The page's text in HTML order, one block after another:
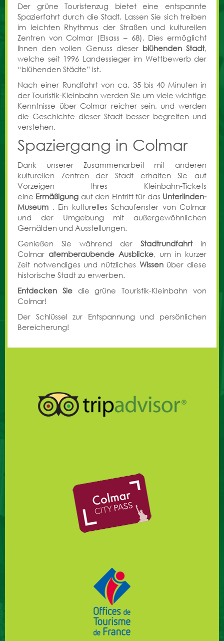
Der grüne Touristenzug bietet eine entspannte
Spazierfahrt durch die Stadt. Lassen Sie sich treiben
im leichten Rhythmus der Straßen und kulturellen
Zentren von Colmar (Elsass – 68). Dies ermöglicht
Ihnen den vollen Genuss dieser blühenden Stadt,
welche seit 1996 Landessieger im Wettbewerb der
“blühenden Städte” ist.
Nach einer Rundfahrt von ca. 35 bis 40 Minuten in
der Touristik-Kleinbahn werden Sie um viele wichtige
Kenntnisse über Colmar reicher sein, und werden
die Geschichte dieser Stadt besser begreifen und
verstehen.
Spaziergang in Colmar
Dank unserer Zusammenarbeit mit anderen
kulturellen Zentren der Stadt erhalten Sie auf
Vorzeigen Ihres Kleinbahn-Tickets
eine Ermäßigung auf den Eintritt für das Unterlinden-
Museum . Ein kulturelles Schaufenster von Colmar
und der Umgebung mit außergewöhnlichen
Gemälden und Ausstellungen.
Genießen Sie während der Stadtrundfahrtin
Colmar atemberaubende Ausblicke, um in kurzer
Zeit notwendiges und nützliches Wissenüber diese
historische Stadt zu erwerben.
Entdecken Siedie grüne Touristik-Kleinbahn von
Colmar!
Der Schlüssel zur Entspannung und persönlichen
Bereicherung!